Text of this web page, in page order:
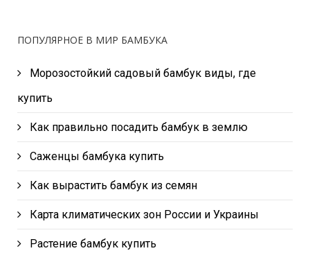
ПОПУЛЯРНОЕ В МИР БАМБУКА
Морозостойкий садовый бамбук виды, где
купить
Как правильно посадить бамбук в землю
Саженцы бамбука купить
Как вырастить бамбук из семян
Карта климатических зон России и Украины
Растение бамбук купить